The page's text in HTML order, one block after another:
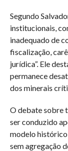
Segundo
institucionais,
inadequado de
fiscalização,
jurídica”. Ele
permanece
dos minerais
O debate sobre
ser conduzido
modelo histórico
sem agregação